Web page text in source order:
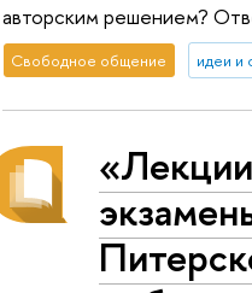
авторским решением?
Свободное общение идеи и